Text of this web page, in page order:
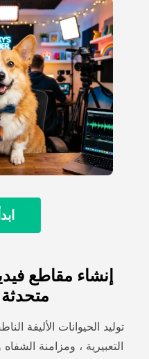
إنشاء مقاطع
توليد الحيوانات الأليفة
التعبيرية ، ومزامنة